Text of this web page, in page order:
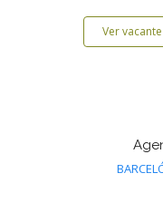
Ver vacante